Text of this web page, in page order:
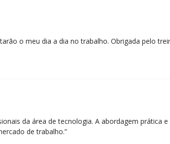
o meu dia a dia no trabalho. Obrigada pelo
da área de tecnologia. A abordagem prática
de trabalho.”